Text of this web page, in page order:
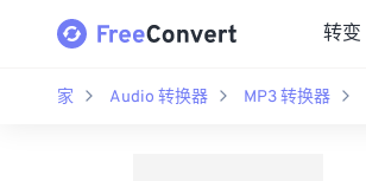
转变
家 Audio 转换器 MP3 转换器